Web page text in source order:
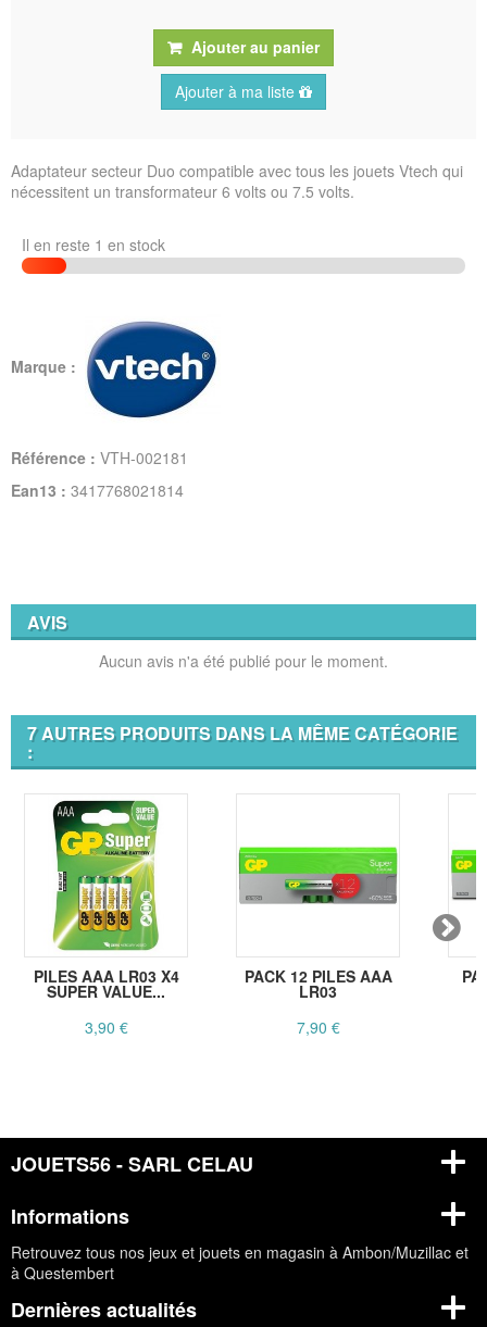
Ajouter au panier
Ajouter à ma liste
Adaptateur secteur Duo compatible avec tous les jouets Vtech qui
nécessitent un transformateur 6 volts ou 7.5 volts.
Il en reste 1 en stock
Marque :
Référence : VTH-002181
Ean13 : 3417768021814
AVIS
Aucun avis n'a été publié pour le moment.
7 AUTRES PRODUITS DANS LA MÊME CATÉGORIE
:
PILES AAA LR03 X4
SUPER VALUE...
3,90 €
PACK 12 PILES AAA
LR03
7,90 €
JOUETS56 - SARL CELAU
Informations
Retrouvez tous nos jeux et jouets en magasin à Ambon/Muzillac et
à Questembert
Dernières actualités